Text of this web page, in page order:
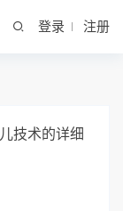
登录 注册
技术的详细